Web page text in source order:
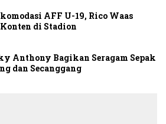
AFF U-19, Rico Waas
di Stadion
Anthony Bagikan Seragam Sepak
dan Secanggang